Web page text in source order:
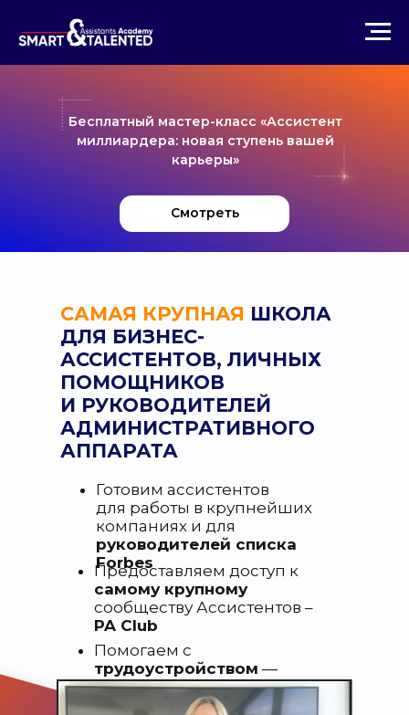
Бесплатный мастер-класс «Ассистент
миллиардера: новая ступень вашей
карьеры»
Смотреть
САМАЯ КРУПНАЯ ШКОЛА
ДЛЯ БИЗНЕС-
АССИСТЕНТОВ, ЛИЧНЫХ
ПОМОЩНИКОВ
И РУКОВОДИТЕЛЕЙ
АДМИНИСТРАТИВНОГО
АППАРАТА
Готовим ассистентов
для работы в крупнейших
компаниях и для
руководителей списка
Forbes
Предоставляем доступ к
самому крупному
сообществу Ассистентов –
PA Club
Помогаем с
трудоустройством —
собственное кадровое
агентство